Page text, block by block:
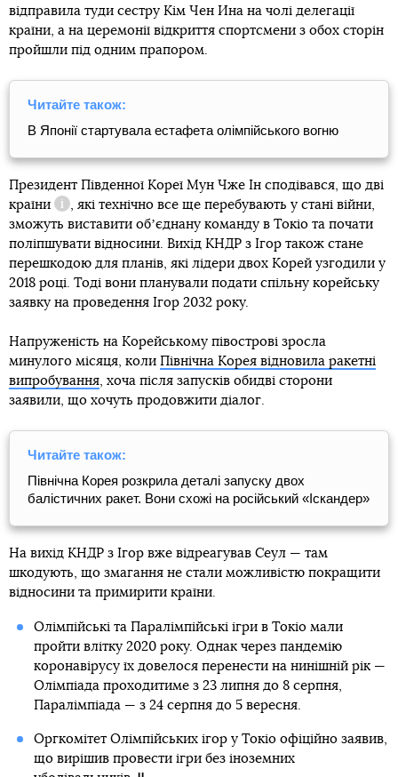
відправила туди сестру Кім Чен Ина на чолі делегації
країни, а на церемонії відкриття спортсмени з обох сторін
пройшли під одним прапором.
Читайте також:
В Японії стартувала естафета олімпійського вогню
Президент Південної Кореї Мун Чже Ін сподівався, що дві
країни
Довідка
, які технічно все ще перебувають у стані війни,
зможуть виставити обʼєднану команду в Токіо та почати
поліпшувати відносини. Вихід КНДР з Ігор також стане
перешкодою для планів, які лідери двох Корей узгодили у
2018 році. Тоді вони планували подати спільну корейську
заявку на проведення Ігор 2032 року.
Напруженість на Корейському півострові зросла
минулого місяця, коли Північна Корея відновила ракетні
випробування, хоча після запусків обидві сторони
заявили, що хочуть продовжити діалог.
Читайте також:
Північна Корея розкрила деталі запуску двох
балістичних ракет. Вони схожі на російський «Іскандер»
На вихід КНДР з Ігор вже відреагував Сеул — там
шкодують, що змагання не стали можливістю покращити
відносини та примирити країни.
Олімпійські та Паралімпійські ігри в Токіо мали
пройти влітку 2020 року. Однак через пандемію
коронавірусу їх довелося перенести на нинішній рік —
Олімпіада проходитиме з 23 липня до 8 серпня,
Паралімпіада — з 24 серпня до 5 вересня.
Оргкомітет Олімпійських ігор у Токіо офіційно заявив,
що вирішив провести ігри без іноземних